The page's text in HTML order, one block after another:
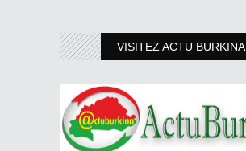
VISITEZ ACTU BURKINA